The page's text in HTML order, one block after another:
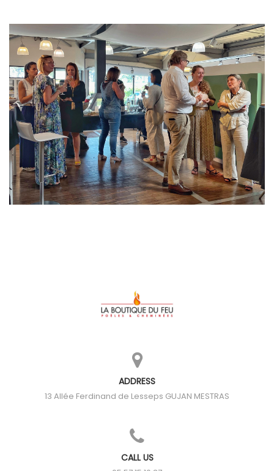
ADDRESS
13 Allée Ferdinand de Lesseps GUJAN MESTRAS
CALL US